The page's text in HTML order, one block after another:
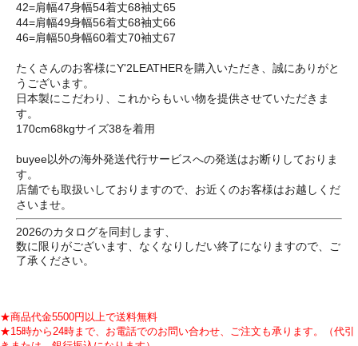
42=肩幅47身幅54着丈68袖丈65
44=肩幅49身幅56着丈68袖丈66
46=肩幅50身幅60着丈70袖丈67
たくさんのお客様にY'2LEATHERを購入いただき、誠にありがと
うございます。
日本製にこだわり、これからもいい物を提供させていただきま
す。
170cm68kgサイズ38を着用
buyee以外の海外発送代行サービスへの発送はお断りしておりま
す。
店舗でも取扱いしておりますので、お近くのお客様はお越しくだ
さいませ。
2026のカタログを同封します、
数に限りがございます、なくなりしだい終了になりますので、ご
了承ください。
★商品代金5500円以上で送料無料
★15時から24時まで、お電話でのお問い合わせ、ご注文も承ります。（代引